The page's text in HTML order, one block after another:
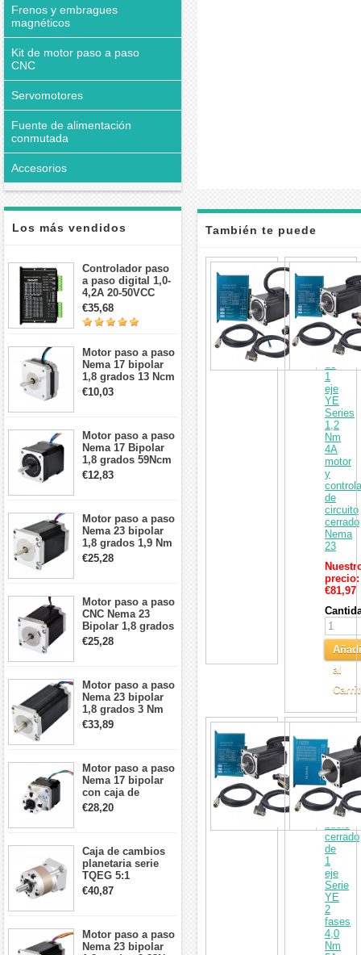
Frenos y embragues
magnéticos
Kit de motor paso a paso
CNC
Servomotores
Fuente de alimentación
conmutada
Accesorios
Los más vendidos
Controlador paso
a paso digital 1,0-
4,2A 20-50VCC
para motor paso a
paso Nema 17, 23,
24
€35,68
Motor paso a paso
Nema 17 bipolar
1,8 grados 13 Ncm
1A 3,5 V
42x42x20mm 4
€10,03
Motor paso a paso
Nema 17 Bipolar
1,8 grados 59Ncm
2A 42x48mm 4
cables compatible
€12,83
Motor paso a paso
Nema 23 bipolar
1,8 grados 1,9 Nm
2,8 A 3,2 V
57x57x76mm 4
€25,28
Motor paso a paso
CNC Nema 23
Bipolar 1,8 grados
1,9 Nm 3A 3,36 V
57x57x76mm 4
€25,28
Motor paso a paso
Nema 23 bipolar
1,8 grados 3 Nm
4,2A 57x57x114mm
motor paso a paso
€33,89
Motor paso a paso
Nema 17 bipolar
con caja de
cambios planetaria
5:1 longitud 33mm
Robot CNC DIY
€28,20
Caja de cambios
planetaria serie
TQEG 5:1
contragolpe 15
arcmin para motor
€40,87
Motor paso a paso
Nema 23 bipolar
También te puede
interesar
CNC
paso
a
paso
de
circuito
cerrado
de
1
eje
YE
Series
1,2
Nm
4A
motor
y
de
circuito
cerrado
Nema
23
precio:
€81,97
al
CNC
de
motor
paso
a
paso
de
bucle
cerrado
de
1
eje
Serie
YE
2
fases
4,0
Nm